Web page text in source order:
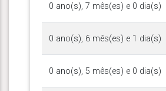
0 ano(s), 7 mês(es) e 0 dia(s)
0 ano(s), 6 mês(es) e 1 dia(s)
0 ano(s), 5 mês(es) e 0 dia(s)